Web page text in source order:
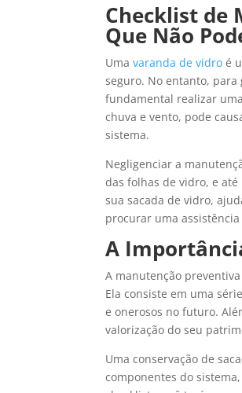
Checklist de
Que Não
Uma varanda de vidro é
seguro. No entanto,
fundamental realizar
chuva e vento, pode
sistema.
Negligenciar a
das folhas de vidro, e
sua sacada de vidro,
procurar uma
A
A manutenção
Ela consiste em uma
e onerosos no futuro.
valorização do seu
Uma conservação de
componentes do